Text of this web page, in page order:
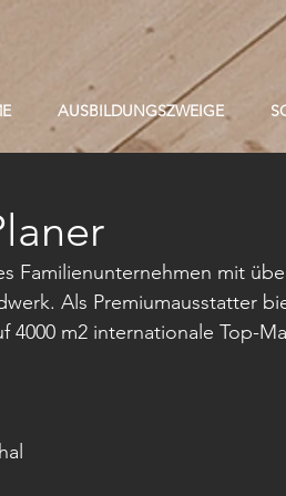
AUSBILDUNGSZWEIGE
Familienunternehmen mit
Als Premiumausstatter
4000 m2 internationale Top-